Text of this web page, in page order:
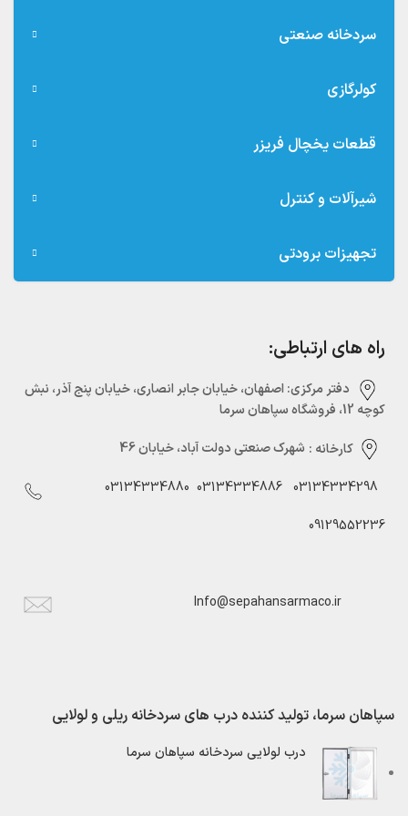
سردخانه صنعتی
کولرگازی
قطعات یخچال فریزر
شیرآلات و کنترل
تجهیزات برودتی
راه های ارتباطی:
دفتر مرکزی:‌ اصفهان، خیابان جابر انصاری، خیابان پنج آذر، نبش
کوچه 12، فروشگاه سپاهان سرما
کارخانه : شهرک صنعتی دولت آباد، خیابان 46
03134334298
03134334886
03134334880
09129552236
Info@sepahansarmaco.ir
سپاهان سرما، تولید کننده درب های سردخانه ریلی و لولایی
درب لولایی سردخانه سپاهان سرما